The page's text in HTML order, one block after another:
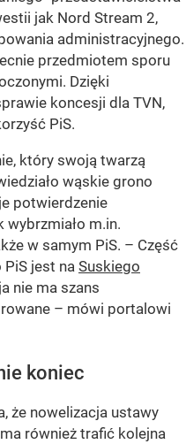
jak Nord Stream 2,
administracyjnego.
przedmiotem sporu
Dzięki
koncesji dla TVN,
PiS.
który swoją twarzą
wąskie grono
potwierdzenie
wybrzmiało m.in.
w samym PiS. – Część
jest na Suskiego
nie ma szans
– mówi portalowi
koniec
że nowelizacja ustawy
również trafić kolejna